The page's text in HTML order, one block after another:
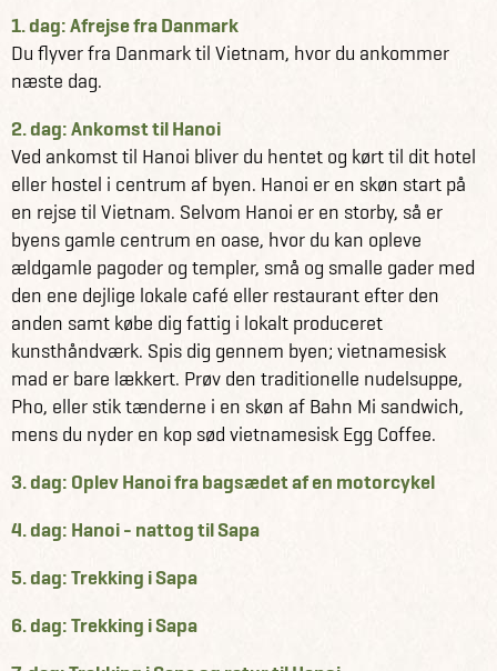
1. dag: Afrejse fra Danmark
Du flyver fra Danmark til Vietnam, hvor du ankommer
næste dag.
2. dag: Ankomst til Hanoi
Ved ankomst til Hanoi bliver du hentet og kørt til dit hotel
eller hostel i centrum af byen. Hanoi er en skøn start på
en rejse til Vietnam. Selvom Hanoi er en storby, så er
byens gamle centrum en oase, hvor du kan opleve
ældgamle pagoder og templer, små og smalle gader med
den ene dejlige lokale café eller restaurant efter den
anden samt købe dig fattig i lokalt produceret
kunsthåndværk. Spis dig gennem byen; vietnamesisk
mad er bare lækkert. Prøv den traditionelle nudelsuppe,
Pho, eller stik tænderne i en skøn af Bahn Mi sandwich,
mens du nyder en kop sød vietnamesisk Egg Coffee.
3. dag: Oplev Hanoi fra bagsædet af en motorcykel
4. dag: Hanoi - nattog til Sapa
5. dag: Trekking i Sapa
6. dag: Trekking i Sapa